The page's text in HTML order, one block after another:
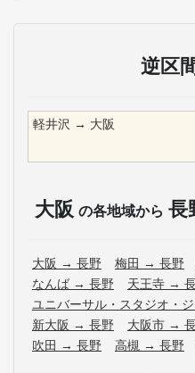
逆区
軽井沢 → 大阪
大阪 の各地域から 長
大阪 → 長野 梅田 → 長野
なんば → 長野 天王寺 →
ユニバーサル・スタジオ・
新大阪 → 長野 大阪市 →
吹田 → 長野 高槻 → 長野